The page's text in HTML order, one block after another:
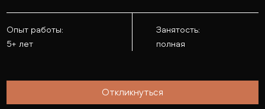
Откликнуться
Опыт работы:
5+ лет
Занятость:
полная